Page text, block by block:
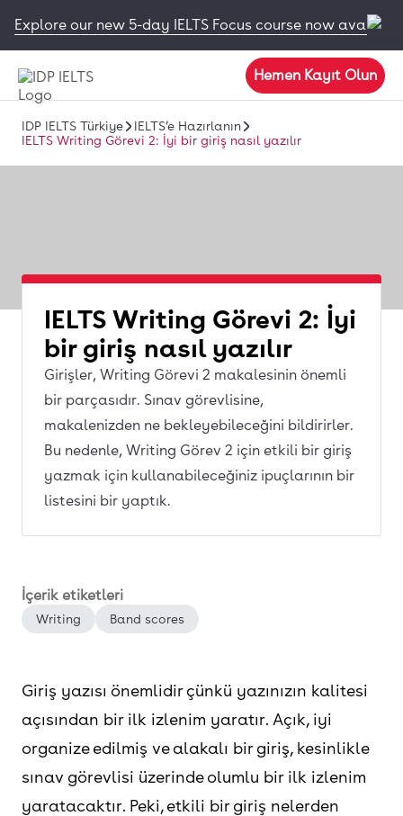
Explore our new 5-day IELTS Focus course now
Hemen Kayıt Olun
IDP IELTS Türkiye
IELTS’e Hazırlanın
IELTS Writing Görevi 2: İyi bir giriş nasıl yazılır
IELTS Writing Görevi 2: İyi
bir giriş nasıl yazılır
Girişler, Writing Görevi 2 makalesinin önemli
bir parçasıdır. Sınav görevlisine,
makalenizden ne bekleyebileceğini bildirirler.
Bu nedenle, Writing Görev 2 için etkili bir giriş
yazmak için kullanabileceğiniz ipuçlarının bir
listesini bir yaptık.
İçerik etiketleri
Writing Band scores
Giriş yazısı önemlidir çünkü yazınızın kalitesi
açısından bir ilk izlenim yaratır. Açık, iyi
organize edilmiş ve alakalı bir giriş, kesinlikle
sınav görevlisi üzerinde olumlu bir ilk izlenim
yaratacaktır. Peki, etkili bir giriş nelerden